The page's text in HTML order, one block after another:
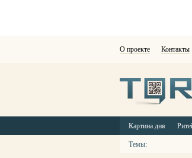
О проекте Контакты
Картина дня
Темы: